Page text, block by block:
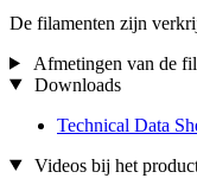
De filamenten zijn
Afmetingen van de
Downloads
Technical Data
Videos bij het